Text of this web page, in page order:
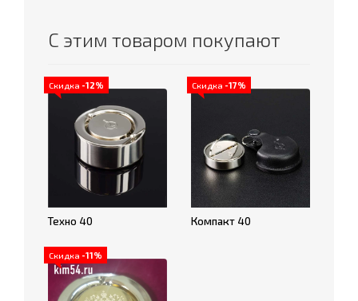
С этим товаром покупают
Скидка -12%
Техно 40
Скидка -17%
Компакт 40
Скидка -11%